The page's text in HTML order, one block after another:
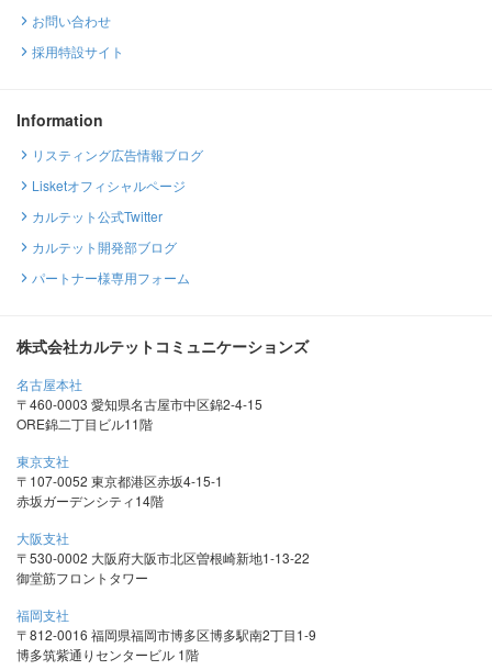
お問い合わせ
採用特設サイト
Information
リスティング広告情報ブログ
Lisketオフィシャルページ
カルテット公式Twitter
カルテット開発部ブログ
パートナー様専用フォーム
株式会社カルテットコミュニケーションズ
名古屋本社
〒460-0003 愛知県名古屋市中区錦2-4-15
ORE錦二丁目ビル11階
東京支社
〒107-0052 東京都港区赤坂4-15-1
赤坂ガーデンシティ14階
大阪支社
〒530-0002 大阪府大阪市北区曽根崎新地1-13-22
御堂筋フロントタワー
福岡支社
〒812-0016 福岡県福岡市博多区博多駅南2丁目1-9
博多筑紫通りセンタービル 1階